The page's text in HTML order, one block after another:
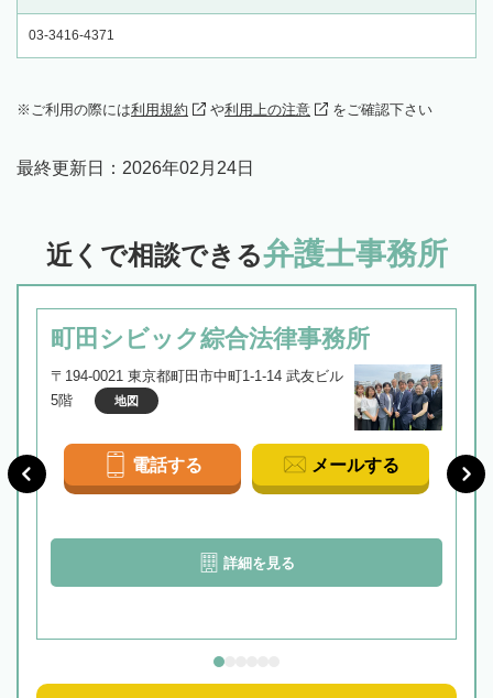
03-3416-4371
ご利用の際には利用規約 や利用上の注意 をご確認下さい
最終更新日： 2026年02月24日
近くで相談できる弁護士事務所
町田シビック綜合法律事務所
〒194-0021 東京都町田市中町1-1-14 武友ビル
5階
地図
電話する メールする
詳細を見る